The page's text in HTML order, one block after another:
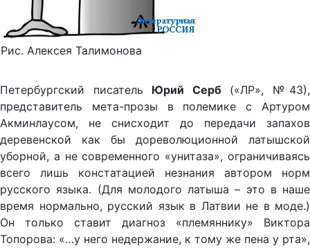
Рис. Алексея Талимонова
Петербургский писатель Юрий Серб(«ЛР», №43),
представитель мета-прозы в полемике с Артуром
Акминлаусом, не снисходит до передачи запахов
деревенской как бы дореволюционной латышской
уборной, а не современного «унитаза», ограничиваясь
всего лишь констатацией незнания автором норм
русского языка. (Для молодого латыша – это в наше
время нормально, русский язык в Латвии не в моде.)
Он только ставит диагноз «племяннику» Виктора
Топорова: «…у него недержание, к тому же пена у рта»,